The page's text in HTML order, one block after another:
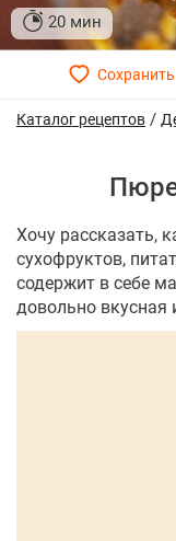
20 мин
Каталог рецептов /
Хочу рассказать,
сухофруктов,
содержит в себе
довольно вкусная